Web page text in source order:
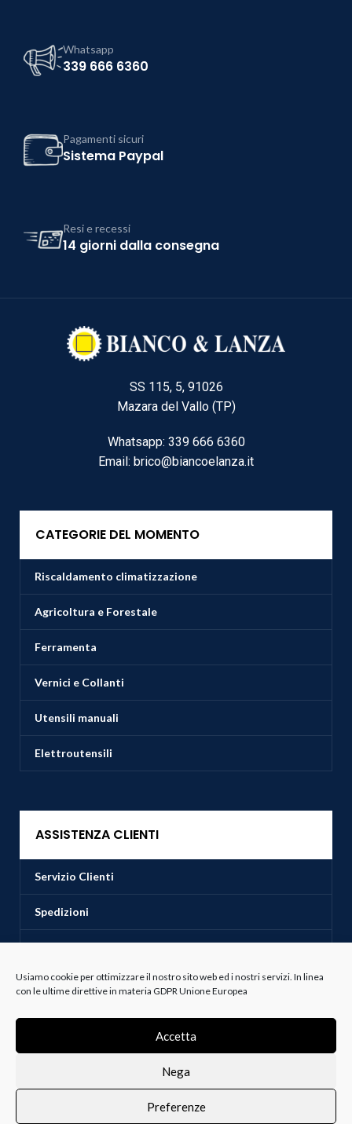
Usiamo cookie per ottimizzare il nostro sito web ed i nostri servizi. In linea
con le ultime direttive in materia GDPR Unione Europea
Accetta
Nega
Preferenze
Whatsapp
339 666 6360
Pagamenti sicuri
Sistema Paypal
Resi e recessi
14 giorni dalla consegna
SS 115, 5, 91026
Mazara del Vallo (TP)
Whatsapp: 339 666 6360
Email: brico@biancoelanza.it
CATEGORIE DEL MOMENTO
Riscaldamento climatizzazione
Agricoltura e Forestale
Ferramenta
Vernici e Collanti
Utensili manuali
Elettroutensili
ASSISTENZA CLIENTI
Servizio Clienti
Spedizioni
Resi e Recessi
Termini e Condizioni
Bianco e Lanza Srl
2022 P.IVA 00237880810
Realizzazione Web e Digital Design Studio Andrea Rustioni Soluzioni E-
Commerce